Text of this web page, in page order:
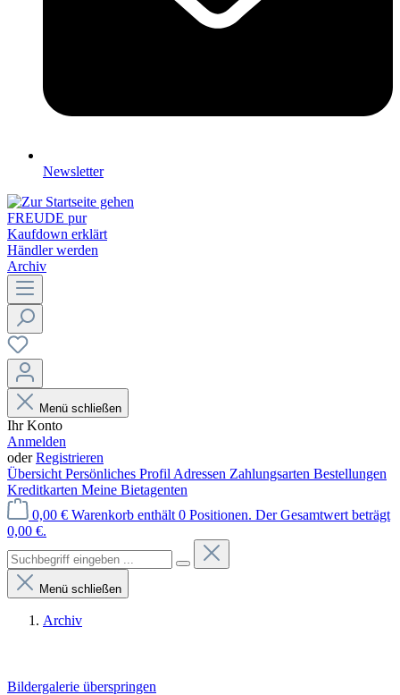
Newsletter
FREUDE pur
Kaufdown erklärt
Händler werden
Archiv
Menü schließen
Ihr Konto
Anmelden
oderRegistrieren
Übersicht Persönliches Profil Adressen Zahlungsarten Bestellungen
Kreditkarten Meine Bietagenten
0,00 € Warenkorb enthält 0 Positionen. Der Gesamtwert beträgt
0,00 €.
Menü schließen
Archiv
Bildergalerie überspringen